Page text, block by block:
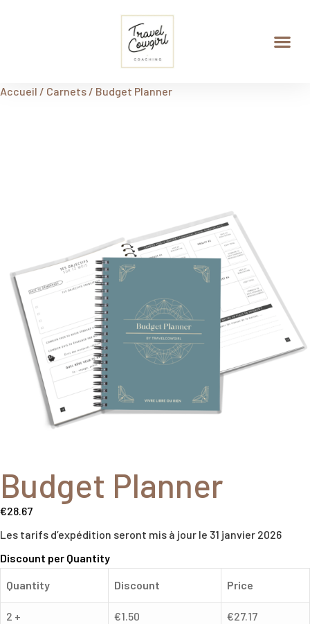
Accueil / Carnets / Budget Planner
Budget Planner
€28.67
Les tarifs d’expédition seront mis à jour le 31 janvier 2026
Discount per Quantity
Quantity Discount Price
2 + €1.50 €27.17